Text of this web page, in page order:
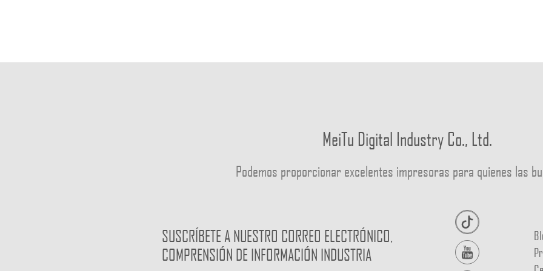
MeiTu Digital Industry Co., Ltd.
Podemos proporcionar excelentes impresoras para quienes las
SUSCRÍBETE A NUESTRO CORREO ELECTRÓNICO,
COMPRENSIÓN DE INFORMACIÓN INDUSTRIA